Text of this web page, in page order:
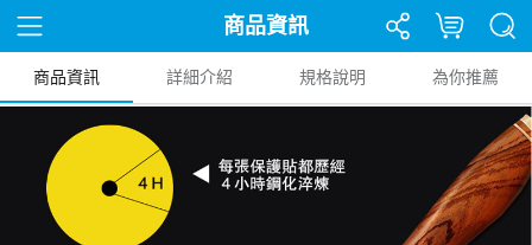
商品資訊
商品資訊 詳細介紹 規格說明 為你推薦